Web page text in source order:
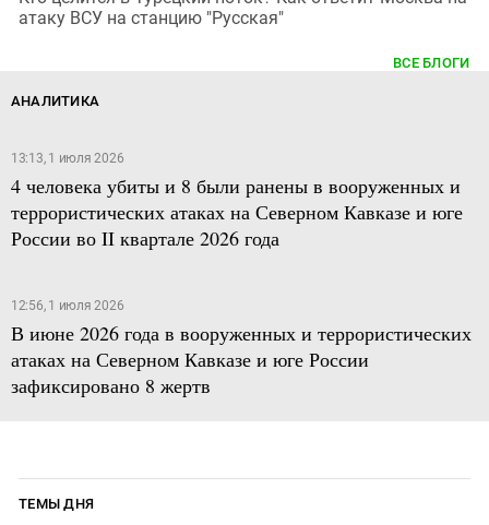
атаку ВСУ на станцию "Русская"
ВСЕ БЛОГИ
АНАЛИТИКА
13:13, 1 июля 2026
4 человека убиты и 8 были ранены в вооруженных и
террористических атаках на Северном Кавказе и юге
России во II квартале 2026 года
12:56, 1 июля 2026
В июне 2026 года в вооруженных и террористических
атаках на Северном Кавказе и юге России
зафиксировано 8 жертв
ТЕМЫ ДНЯ